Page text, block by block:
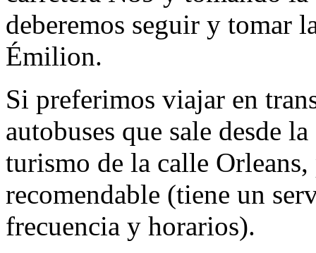
deberemos seguir y tomar
Émilion.
Si preferimos viajar en
autobuses que sale desde
turismo de la calle Orleans,
recomendable (tiene un
frecuencia y horarios).